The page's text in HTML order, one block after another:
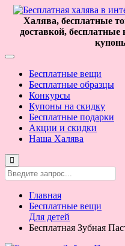
Халява, бесплатные
доставкой,
Бесплатные вещи
Бесплатные образцы
Конкурсы
Купоны на скидку
Бесплатные подарки
Акции и скидки
Наша Халява
Главная
Бесплатные вещи
Для детей
Бесплатная Зубная